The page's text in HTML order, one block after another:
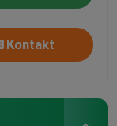
Kontakt